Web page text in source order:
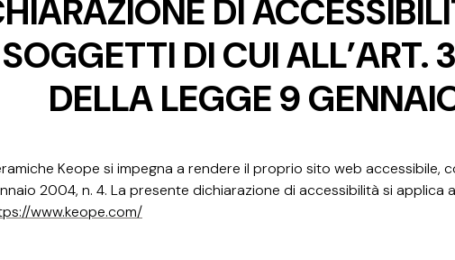
DI
DI CUI ALL’ART.
DELLA LEGGE 9
Keope si impegna a rendere il proprio sito web accessibile,
2004, n. 4. La presente dichiarazione di accessibilità si applica
www.keope.com/